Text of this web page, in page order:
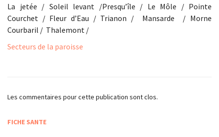
La jetée / Soleil levant /Presqu’île / Le Môle / Pointe
Courchet / Fleur d’Eau / Trianon /
Mansarde
/ Morne
Courbaril / Thalemont /
Secteurs de la paroisse
Les commentaires pour cette publication sont clos.
FICHE SANTE